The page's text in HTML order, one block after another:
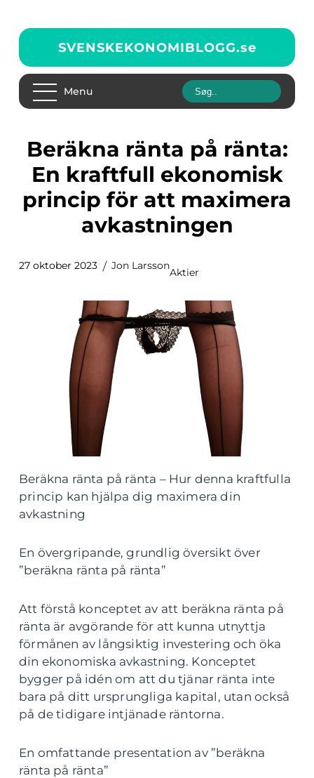
SVENSKEKONOMIBLOGG.se
Menu
Beräkna ränta på ränta:
En kraftfull ekonomisk
princip för att maximera
avkastningen
27 oktober 2023 Jon Larsson
Aktier
Beräkna ränta på ränta – Hur denna kraftfulla
princip kan hjälpa dig maximera din
avkastning
En övergripande, grundlig översikt över
”beräkna ränta på ränta”
Att förstå konceptet av att beräkna ränta på
ränta är avgörande för att kunna utnyttja
förmånen av långsiktig investering och öka
din ekonomiska avkastning. Konceptet
bygger på idén om att du tjänar ränta inte
bara på ditt ursprungliga kapital, utan också
på de tidigare intjänade räntorna.
En omfattande presentation av ”beräkna
ränta på ränta”